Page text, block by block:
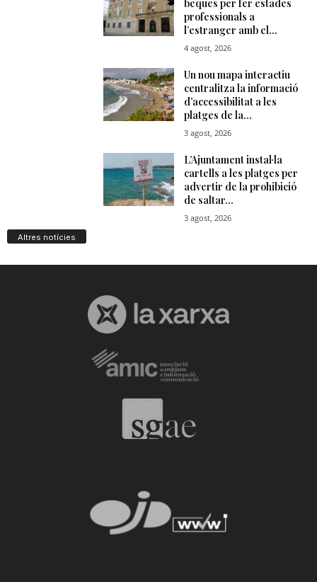
Altres notícies